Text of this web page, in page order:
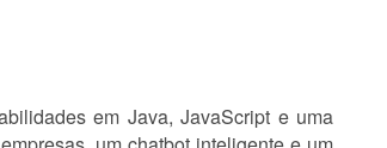
em Java, JavaScript e uma